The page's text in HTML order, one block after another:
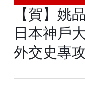
【賀】姚
日本神戶
外交史專攻